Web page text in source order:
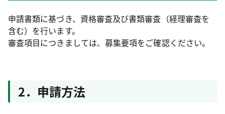
申請書類に基づき、資格審査及び書類審査（経理審査を
含む）を行います。
審査項目につきましては、募集要項をご確認ください。
2．申請方法